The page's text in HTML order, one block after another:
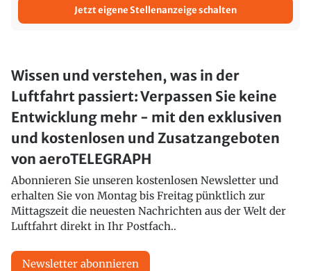
Jetzt eigene Stellenanzeige schalten
Wissen und verstehen, was in der
Luftfahrt passiert: Verpassen Sie keine
Entwicklung mehr - mit den exklusiven
und kostenlosen und Zusatzangeboten
von aeroTELEGRAPH
Abonnieren Sie unseren kostenlosen Newsletter und
erhalten Sie von Montag bis Freitag pünktlich zur
Mittagszeit die neuesten Nachrichten aus der Welt der
Luftfahrt direkt in Ihr Postfach..
Newsletter abonnieren